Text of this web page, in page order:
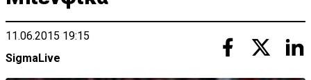
11.06.2015 19:15
SigmaLive